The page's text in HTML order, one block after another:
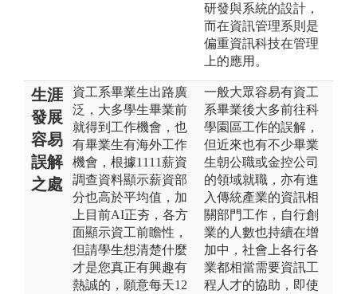
研發與系統的設計，
而在資訊管理系則是
偏重資訊科技在管理
上的應用。
生涯
發展
容易
誤解
之處
資工系畢業生出路廣
泛，大多學生畢業前
就得到工作機會，也
有畢業生有海外工作
機會，根據1111薪資
調查資料顯示薪資部
分也高於平均值，加
上目前AI正夯，各方
面顯示資工前瞻性，
但請學生想清楚什麼
才是您真正有興趣有
熱誠的，願意每天12
一般大眾容易有資工
系畢業後大多前往科
學園區工作的誤解，
但近來也有不少畢業
生朝公職或金控公司
的領域就職，亦有進
入傳統產業的資訊相
關部門工作，自行創
業的人數也持續在增
加中，社會上各行各
業都相當需要資訊工
程人才的協助，即使